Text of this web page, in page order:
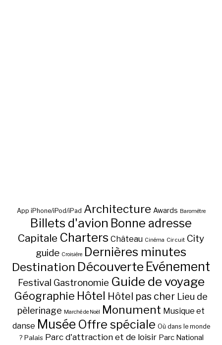
App iPhone/iPod/iPad Architecture Awards Baromètre
Billets d'avion Bonne adresse
Capitale Charters Château Cinéma Circuit City
guide Croisière Dernières minutes
Destination Découverte Evénement
Festival Gastronomie Guide de voyage
Géographie Hôtel Hôtel pas cher Lieu de
pèlerinage Marché de Noël Monument Musique et
danse Musée Offre spéciale Où dans le monde
? Palais Parc d'attraction et de loisir Parc National